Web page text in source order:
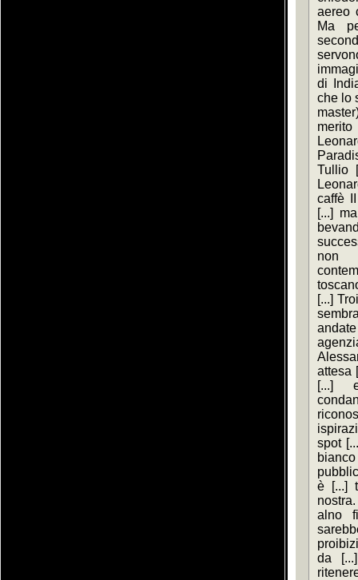
aereo
Ma
di
che lo
Tullio
caffè
[...]
non
[...]
attesa
[...]
spot
è [...]
alno
da